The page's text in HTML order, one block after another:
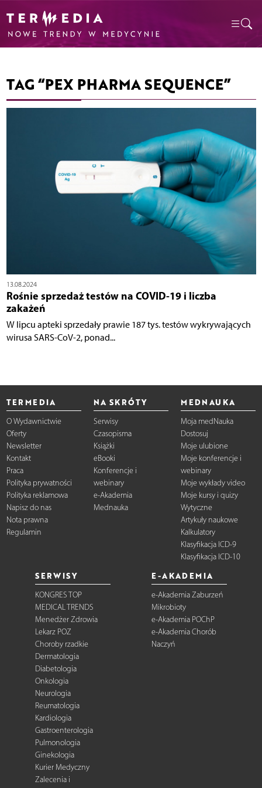
TAG “PEX PHARMA SEQUENCE”
13.08.2024
Rośnie sprzedaż testów na COVID-19 i liczba
zakażeń
W lipcu apteki sprzedały prawie 187 tys. testów wykrywających
wirusa SARS-CoV-2, ponad...
TERMEDIA
O Wydawnictwie
Oferty
Newsletter
Kontakt
Praca
Polityka prywatności
Polityka reklamowa
Napisz do nas
Nota prawna
Regulamin
NA SKRÓTY
Serwisy
Czasopisma
Książki
eBooki
Konferencje i
webinary
e-Akademia
Mednauka
MEDNAUKA
Moja medNauka
Dostosuj
Moje ulubione
Moje konferencje i
webinary
Moje wykłady video
Moje kursy i quizy
Wytyczne
Artykuły naukowe
Kalkulatory
Klasyfikacja ICD-9
Klasyfikacja ICD-10
SERWISY
KONGRES TOP
MEDICAL TRENDS
Menedżer Zdrowia
Lekarz POZ
Choroby rzadkie
Dermatologia
Diabetologia
Onkologia
Neurologia
Reumatologia
Kardiologia
Gastroenterologia
Pulmonologia
Ginekologia
Kurier Medyczny
Zalecenia i
E-AKADEMIA
e-Akademia Zaburzeń
Mikrobioty
e-Akademia POChP
e-Akademia Chorób
Naczyń